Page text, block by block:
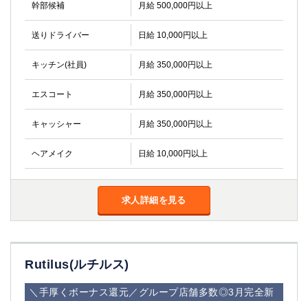
幹部候補 月給 500,000円以上
送りドライバー 日給 10,000円以上
キッチン(社員) 月給 350,000円以上
エスコート 月給 350,000円以上
キャッシャー 月給 350,000円以上
ヘアメイク 日給 10,000円以上
求人詳細を見る
Rutilus(ルチルス)
＼手厚くボーナス還元／グループ店舗多数◎3月完全新